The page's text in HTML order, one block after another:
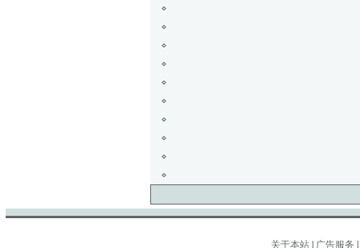
关于本站 广告服务